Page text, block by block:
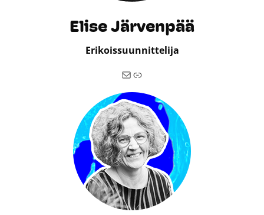
Elise Järvenpää
Erikoissuunnittelija
Sähköposti Linkki